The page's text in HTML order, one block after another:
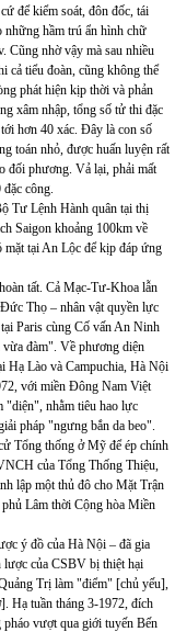
để kiểm soát, đôn đốc, tái
những hầm trú ẩn hình chữ
Cũng nhờ vậy mà sau nhiều
cả tiểu đoàn, cũng không thể
phát hiện kịp thời và phản
xâm nhập, tổng số tử thi đặc
hơn 40 xác. Đây là con số
toán nhỏ, được huấn luyện rất
đối phương. Vả lại, phải mất
công.
Tư Lệnh Hành quân tại thị
Saigon khoảng 100km về
tại An Lộc để kịp đáp ứng
tất. Cả Mạc-Tư-Khoa lẫn
Thọ – nhân vật quyền lực
Paris cùng Cố vấn An Ninh
đàm". Về phương diện
Hạ Lào và Campuchia, Hà Nội
với miền Đông Nam Việt
"diện", nhằm tiêu hao lực
pháp "ngưng bắn da beo".
Tổng thống ở Mỹ để ép chính
của Tổng Thống Thiệu,
lập một thủ đô cho Mặt Trận
Lâm thời Cộng hòa Miền
ý đồ của Hà Nội – đã gia
lược của CSBV bị thiệt hại
Trị làm "điểm" [chủ yếu],
Hạ tuần tháng 3-1972, đích
vượt qua giới tuyến Bến